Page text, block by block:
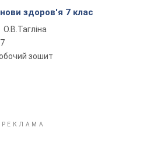
здоров'я 7 клас
О.В.Тагліна
зошит